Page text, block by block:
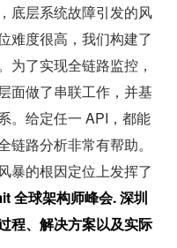
底层系统故障引发的风
难度很高，我们构建了
为了实现全链路监控，
面做了串联工作，并基
。给定任一 API，都能
路分析非常有帮助。
暴的根因定位上发挥了
全球架构师峰会. 深圳
程、解决方案以及实际